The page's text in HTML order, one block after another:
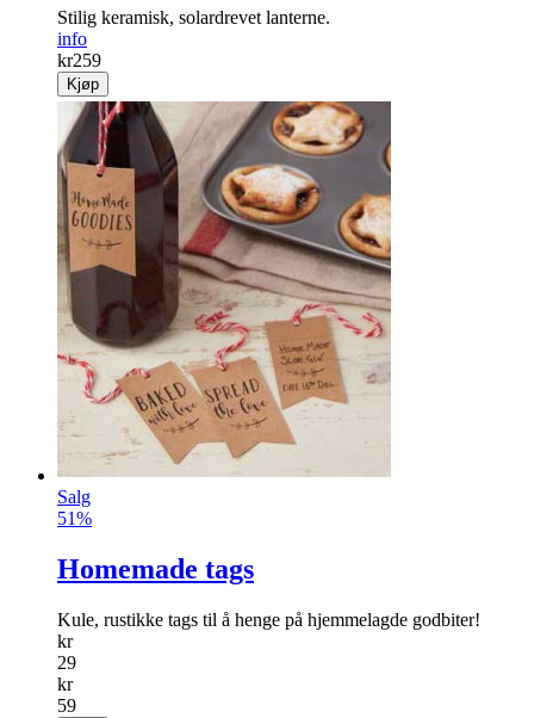
Stilig keramisk, solardrevet lanterne.
info
kr259
Kjøp
Salg
51%
Homemade tags
Kule, rustikke tags til å henge på hjemmelagde godbiter!
kr
29
kr
59